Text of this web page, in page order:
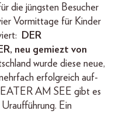
die jüngsten Besucher
Vormittage für Kinder
DER
neu gemiezt von
wurde diese neue,
erfolgreich auf-
AM SEE gibt es
Ein